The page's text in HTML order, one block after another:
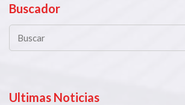
Buscador
Ultimas Noticias